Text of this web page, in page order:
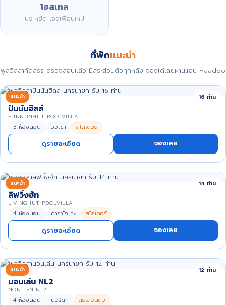
โฮสเทล
ประหยัด เจอเพื่อนใหม่
ที่พักแนะนำ
พูลวิลล่าคัดสรร ตรวจสอบแล้ว มีสระส่วนตัวทุกหลัง จองได้เลยผ่านแอป Haadoo
แนะนำ 16 ท่าน
ปันนันฮิลล์
PUNNUNHILL POOLVILLA
3 ห้องนอน วิวเขา สไลเดอร์
ดูรายละเอียด จองเลย
แนะนำ 14 ท่าน
ลิฟวิ่งฮัท
LIVINGHUT POOLVILLA
4 ห้องนอน คาราโอเกะ สไลเดอร์
ดูรายละเอียด จองเลย
แนะนำ 12 ท่าน
นอนเล่น NL2
NON LEN NL2
4 ห้องนอน นอร์ดิก สระส่วนตัว